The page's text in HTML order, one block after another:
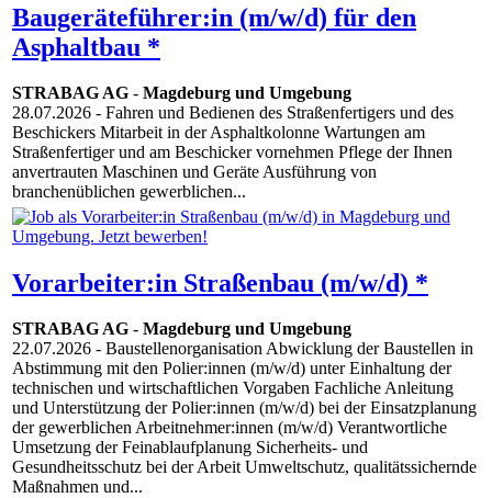
Baugeräteführer:in (m/w/d) für den
Asphaltbau *
STRABAG AG - Magdeburg und Umgebung
28.07.2026 - Fahren und Bedienen des Straßenfertigers und des
Beschickers Mitarbeit in der Asphaltkolonne Wartungen am
Straßenfertiger und am Beschicker vornehmen Pflege der Ihnen
anvertrauten Maschinen und Geräte Ausführung von
branchenüblichen gewerblichen...
Vorarbeiter:in Straßenbau (m/w/d) *
STRABAG AG - Magdeburg und Umgebung
22.07.2026 - Baustellenorganisation Abwicklung der Baustellen in
Abstimmung mit den Polier:innen (m/w/d) unter Einhaltung der
technischen und wirtschaftlichen Vorgaben Fachliche Anleitung
und Unterstützung der Polier:innen (m/w/d) bei der Einsatzplanung
der gewerblichen Arbeitnehmer:innen (m/w/d) Verantwortliche
Umsetzung der Feinablaufplanung Sicherheits- und
Gesundheitsschutz bei der Arbeit Umweltschutz, qualitätssichernde
Maßnahmen und...